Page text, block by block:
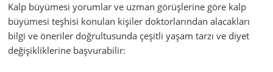
Kalp büyümesi yorumlar ve uzman görüşlerine göre kalp
büyümesi teşhisi konulan kişiler doktorlarından alacakları
bilgi ve öneriler doğrultusunda çeşitli yaşam tarzı ve diyet
değişikliklerine başvurabilir: